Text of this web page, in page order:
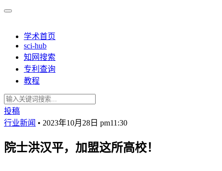
学术首页
sci-hub
知网搜索
专利查询
教程
投稿
行业新闻 • 2023年10月28日 pm11:30
院士洪汉平，加盟这所高校！